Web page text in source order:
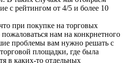
с рейтингом от 4/5 и более 10
при покупке на торговых
нам на конкрнетного
проблемы вам нужно решать с
площадки, где была
в каких-то отдельных